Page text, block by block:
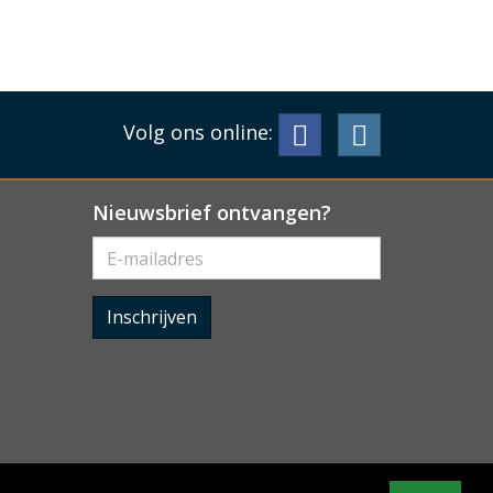
Volg ons online:
Nieuwsbrief ontvangen?
Inschrijven